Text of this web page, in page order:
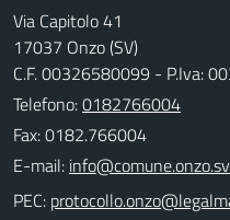
Via Capitolo 41
17037 Onzo (SV)
C.F. 00326580099 - P.Iva:
Telefono:0182766004
Fax: 0182.766004
E-mail:
PEC: